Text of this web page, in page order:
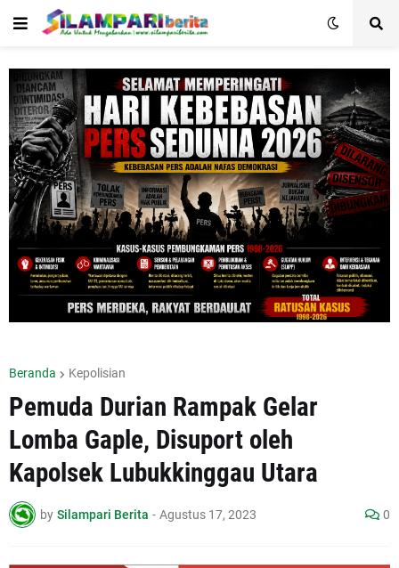
Beranda Kepolisian
Pemuda Durian Rampak Gelar
Lomba Gaple, Disuport oleh
Kapolsek Lubukkinggau Utara
by Silampari Berita - Agustus 17, 2023 0